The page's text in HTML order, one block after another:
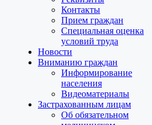
Контакты
Прием граждан
Специальная оценка
условий труда
Новости
Вниманию граждан
Информирование
населения
Видеоматериалы
Застрахованным лицам
Об обязательном